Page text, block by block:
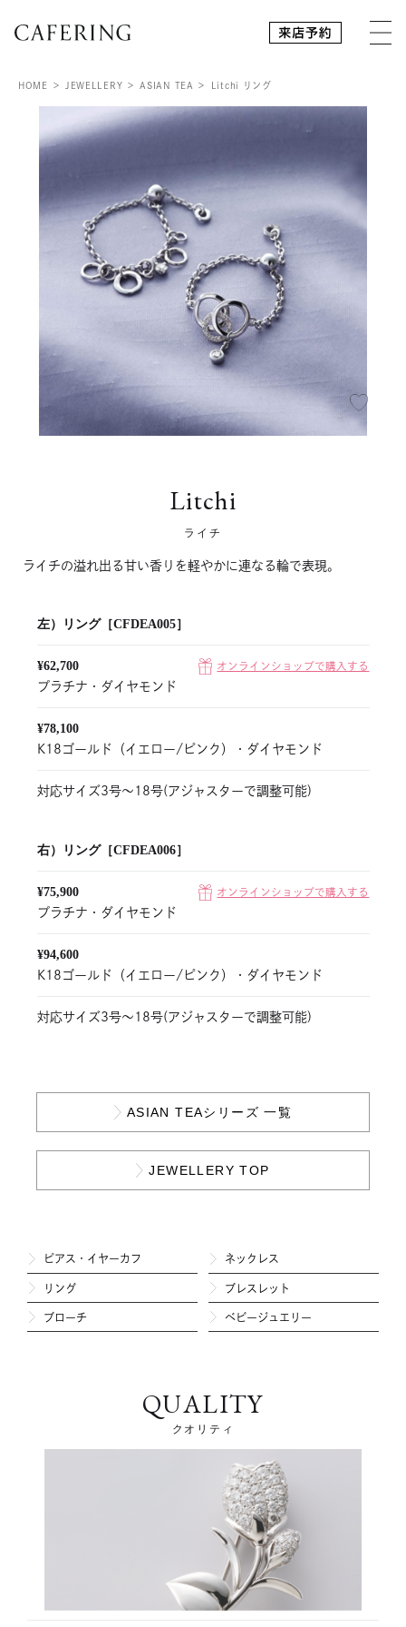
HOME JEWELLERY ASIAN TEA Litchi リング
Litchi
ライチ
ライチの溢れ出る甘い香りを軽やかに連なる輪で表現。
左）リング［CFDEA005］
¥62,700 オンラインショップで購入する
プラチナ・ダイヤモンド
¥78,100
K18ゴールド（イエロー/ピンク）・ダイヤモンド
対応サイズ3号〜18号(アジャスターで調整可能)
右）リング［CFDEA006］
¥75,900 オンラインショップで購入する
プラチナ・ダイヤモンド
¥94,600
K18ゴールド（イエロー/ピンク）・ダイヤモンド
対応サイズ3号〜18号(アジャスターで調整可能)
ASIAN TEAシリーズ 一覧
JEWELLERY TOP
ピアス・イヤーカフ ネックレス
リング ブレスレット
ブローチ ベビージュエリー
QUALITY
クオリティ